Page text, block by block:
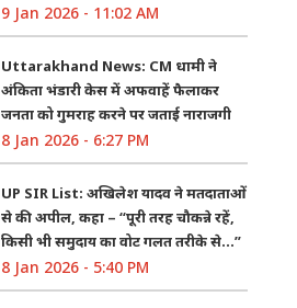
9 Jan 2026 - 11:02 AM
Uttarakhand News: CM धामी ने
अंकिता भंडारी केस में अफवाहें फैलाकर
जनता को गुमराह करने पर जताई नाराजगी
8 Jan 2026 - 6:27 PM
UP SIR List: अखिलेश यादव ने मतदाताओं
से की अपील, कहा – “पूरी तरह चौकन्ने रहें,
किसी भी समुदाय का वोट गलत तरीके से…”
8 Jan 2026 - 5:40 PM